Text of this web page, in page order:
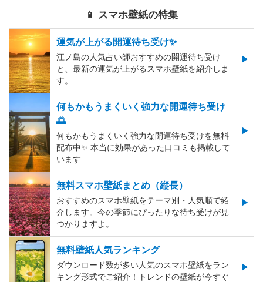
📱 スマホ壁紙の特集
運気が上がる開運待ち受け✨
江ノ島の人気占い師おすすめの開運待ち受け
と、最新の運気が上がるスマホ壁紙を紹介しま
す。
何もかもうまくいく強力な開運待ち受け
🌅
何もかもうまくいく強力な開運待ち受けを無料
配布中✨️ 本当に効果があった口コミも掲載して
います
無料スマホ壁紙まとめ（縦長）
おすすめのスマホ壁紙をテーマ別・人気順で紹
介します。今の季節にぴったりな待ち受けが見
つかりますよ。
無料壁紙人気ランキング
ダウンロード数が多い人気のスマホ壁紙をラン
キング形式でご紹介！トレンドの壁紙が今すぐ